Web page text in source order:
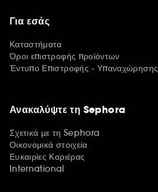
Για εσάς
Καταστήματα
Όροι επιστροφής προϊόντων
Έντυπο Επιστροφής - Υπαναχώρησης
Ανακαλύψτε τη Sephora
Σχετικά με τη Sephora
Οικονομικά στοιχεία
Ευκαιρίες Καριέρας
International